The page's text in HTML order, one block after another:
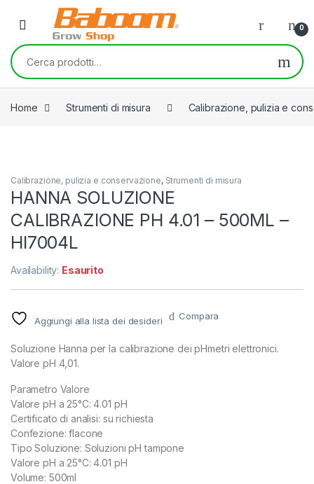
Skip to navigation
Skip to content
0
Cerca:
Home Strumenti di misura Calibrazione, pulizia e
Calibrazione, pulizia e conservazione, Strumenti di misura
HANNA SOLUZIONE
CALIBRAZIONE PH 4.01 – 500ML –
HI7004L
Availability: Esaurito
Aggiungi alla lista dei desideri Compara
Soluzione Hanna per la calibrazione dei pHmetri elettronici.
Valore pH 4,01.
Parametro Valore
Valore pH a 25°C: 4.01 pH
Certificato di analisi: su richiesta
Confezione: flacone
Tipo Soluzione: Soluzioni pH tampone
Valore pH a 25°C: 4.01 pH
Volume: 500ml